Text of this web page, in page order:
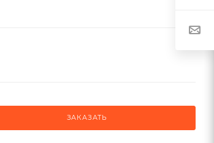
ЗАКАЗАТЬ